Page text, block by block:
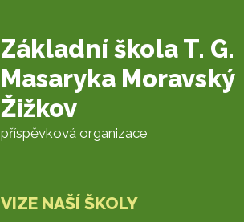
Základní škola T. G.
Masaryka Moravský
Žižkov
příspěvková organizace
VIZE NAŠÍ ŠKOLY